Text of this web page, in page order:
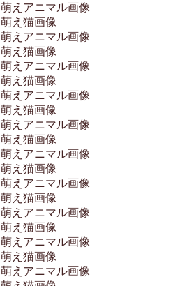
萌えアニマル画像
萌え猫画像
萌えアニマル画像
萌え猫画像
萌えアニマル画像
萌え猫画像
萌えアニマル画像
萌え猫画像
萌えアニマル画像
萌え猫画像
萌えアニマル画像
萌え猫画像
萌えアニマル画像
萌え猫画像
萌えアニマル画像
萌え猫画像
萌えアニマル画像
萌え猫画像
萌えアニマル画像